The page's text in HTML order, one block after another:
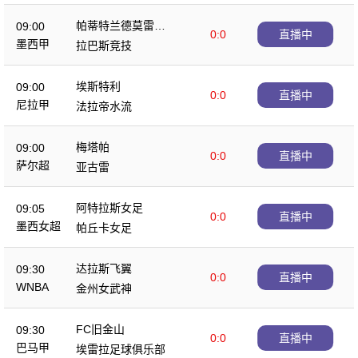
09:00
墨西甲
帕蒂特兰德莫雷洛
斯
0:0
拉巴斯竞技
直播中
09:00
尼拉甲
埃斯特利
0:0
法拉帝水流
直播中
09:00
萨尔超
梅塔帕
0:0
亚古雷
直播中
09:05
墨西女超
阿特拉斯女足
0:0
帕丘卡女足
直播中
09:30
WNBA
达拉斯飞翼
0:0
金州女武神
直播中
09:30
巴马甲
FC旧金山
0:0
埃雷拉足球俱乐部
直播中